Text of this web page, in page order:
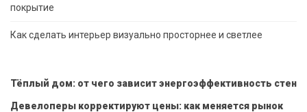
покрытие
Как сделать интерьер визуально просторнее и светлее
Тёплый дом: от чего зависит энергоэффективность стен
Девелоперы корректируют цены: как меняется рынок